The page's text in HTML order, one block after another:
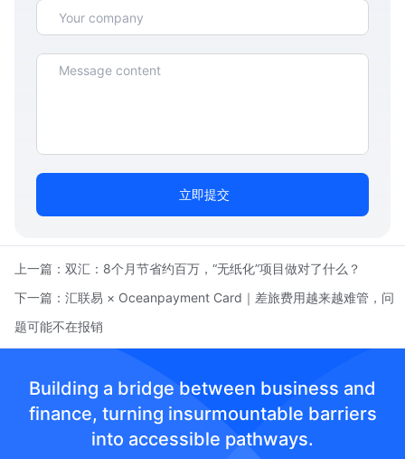
立即提交
上一篇： 双汇：8个月节省约百万，“无纸化”项目做对了什么？
下一篇： 汇联易 × Oceanpayment Card｜差旅费用越来越难管，问
题可能不在报销
Building a bridge between business and
finance, turning insurmountable barriers
into accessible pathways.